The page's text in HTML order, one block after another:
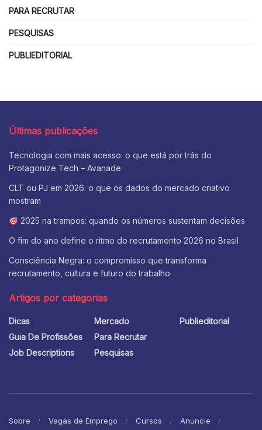
PARA RECRUTAR
PESQUISAS
PUBLIEDITORIAL
Últimas publicações
Tecnologia com mais acesso: o que está por trás do
Protagonize Tech – Avanade
CLT ou PJ em 2026: o que os dados do mercado criativo
mostram
2025 na trampos: quando os números sustentam decisões
O fim do ano define o ritmo do recrutamento 2026 no Brasil
Consciência Negra: o compromisso que transforma
recrutamento, cultura e futuro do trabalho
Artigos por categorias
Dicas
Guia De Profissões
Job Descriptions
Mercado
Para Recrutar
Pesquisas
Publieditorial
Sobre Vagas de Emprego Cursos
Anuncie